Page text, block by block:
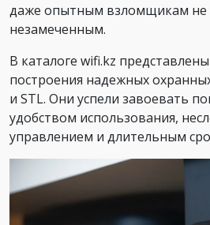
даже опытным взломщикам не
незамеченным.
В каталоге wifi.kz
построения надежных
и STL. Они успели завоевать
удобством использования,
управлением и длительным